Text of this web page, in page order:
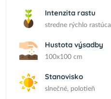
Intenzita rastu
stredne rýchlo rastúca
Hustota výsadby
100x100 cm
Stanovisko
slnečné, polotieň